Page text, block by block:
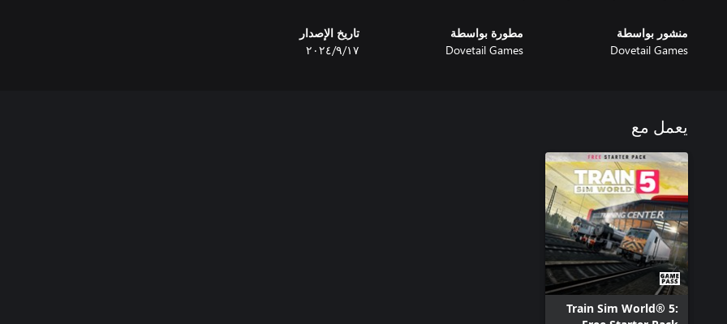
منشور بواسطة
Dovetail Games
مطورة بواسطة
Dovetail Games
تاريخ الإصدار
١٧‏/٩‏/٢٠٢٤
يعمل مع
Train Sim World® 5: